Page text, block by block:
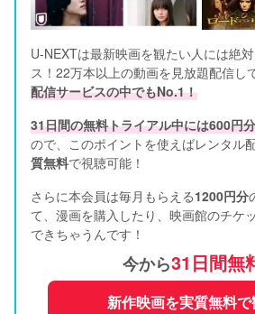
U-NEXTは最新映画を観たい人には絶
ス！22万本以上の動画を見放題配信し
配信サービスの中でもNo.1！
31日間の無料トライアル中には600円
ので、このポイントを使えばレンタル
質無料で視聴可能！
さらに本会員は毎月もらえる1200円分
て、漫画を購入したり、映画館のチケ
できちゃうんです！
今から31日間無
新作映画を実質無料で